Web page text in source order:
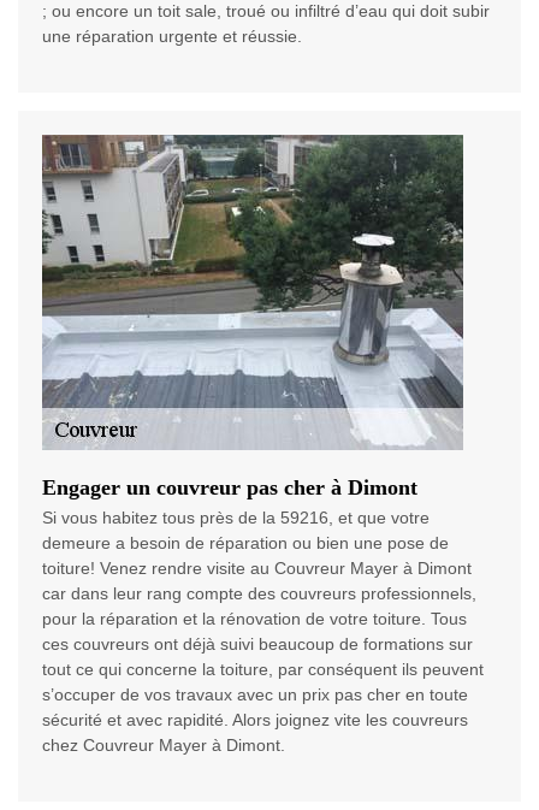
; ou encore un toit sale, troué ou infiltré d’eau qui doit subir
une réparation urgente et réussie.
Engager un couvreur pas cher à Dimont
Si vous habitez tous près de la 59216, et que votre
demeure a besoin de réparation ou bien une pose de
toiture! Venez rendre visite au Couvreur Mayer à Dimont
car dans leur rang compte des couvreurs professionnels,
pour la réparation et la rénovation de votre toiture. Tous
ces couvreurs ont déjà suivi beaucoup de formations sur
tout ce qui concerne la toiture, par conséquent ils peuvent
s’occuper de vos travaux avec un prix pas cher en toute
sécurité et avec rapidité. Alors joignez vite les couvreurs
chez Couvreur Mayer à Dimont.